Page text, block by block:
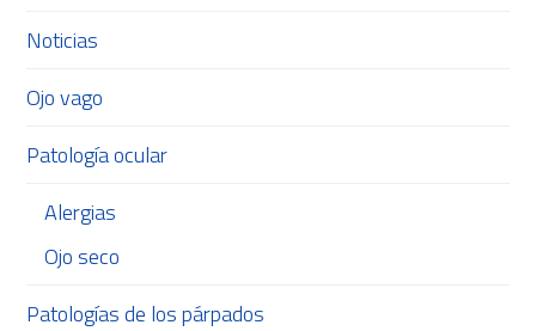
Noticias
Ojo vago
Patología ocular
Alergias
Ojo seco
Patologías de los párpados